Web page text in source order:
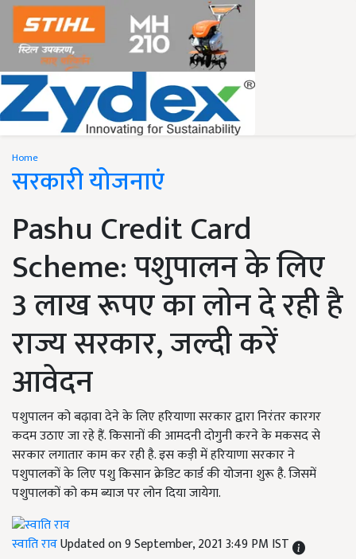
Home
सरकारी योजनाएं
Pashu Credit Card
Scheme: पशुपालन के लिए
3 लाख रूपए का लोन दे रही है
राज्य सरकार, जल्दी करें
आवेदन
पशुपालन को बढ़ावा देने के लिए हरियाणा सरकार द्वारा निरंतर कारगर
कदम उठाए जा रहे हैं. किसानों की आमदनी दोगुनी करने के मकसद से
सरकार लगातार काम कर रही है. इस कड़ी में हरियाणा सरकार ने
पशुपालकों के लिए पशु किसान क्रेडिट कार्ड की योजना शुरू है. जिसमें
पशुपालकों को कम ब्याज पर लोन दिया जायेगा.
स्वाति रावUpdated on 9 September, 2021 3:49 PM IST